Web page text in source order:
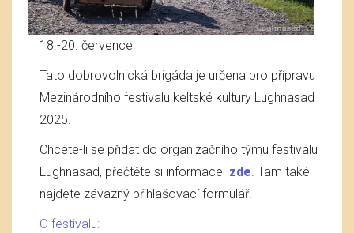
18.-20. července
Tato dobrovolnická brigáda je určena pro přípravu
Mezinárodního festivalu keltské kultury Lughnasad
2025.
Chcete-li se přidat do organizačního týmu festivalu
Lughnasad, přečtěte si informace zde. Tam také
najdete závazný přihlašovací formulář.
O festivalu: